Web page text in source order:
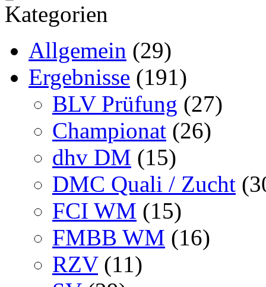
Kategorien
Allgemein (29)
Ergebnisse (191)
BLV Prüfung (27)
Championat (26)
dhv DM (15)
DMC Quali / Zucht
FCI WM (15)
FMBB WM (16)
RZV(11)